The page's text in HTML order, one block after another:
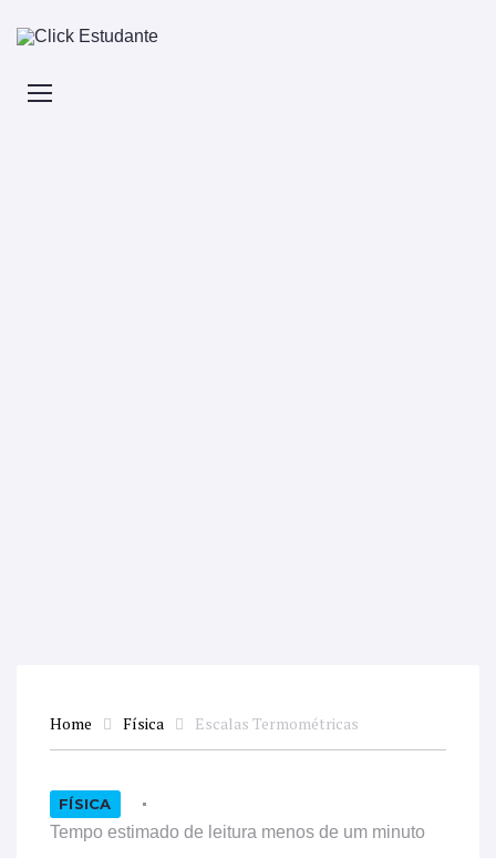
Home Física Escalas Termométricas
FÍSICA
Tempo estimado de leitura menos de um minuto